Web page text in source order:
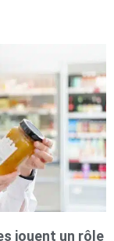
jouent un rôle